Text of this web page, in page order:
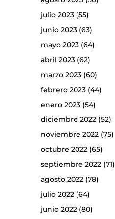
julio 2023(55)
junio 2023(63)
mayo 2023(64)
abril 2023(62)
marzo 2023(60)
febrero 2023(44)
enero 2023(54)
diciembre 2022(52)
noviembre 2022(75)
octubre 2022(65)
septiembre 2022(71)
agosto 2022(78)
julio 2022(64)
junio 2022(80)